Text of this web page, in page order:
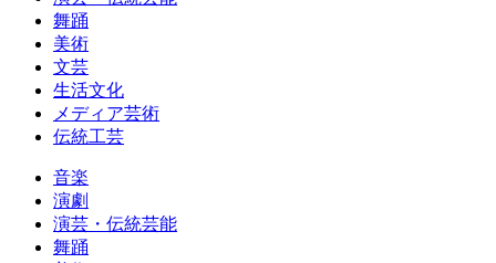
舞踊
美術
文芸
生活文化
メディア芸術
伝統工芸
音楽
演劇
演芸・伝統芸能
舞踊